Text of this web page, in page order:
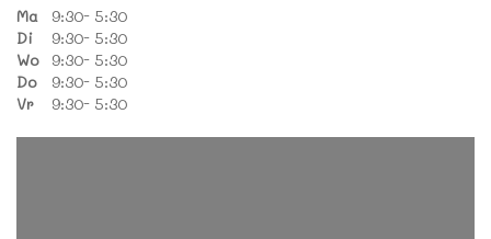
Ma
9:30- 5:30
Di
9:30- 5:30
Wo
9:30- 5:30
Do
9:30- 5:30
Vr
9:30- 5:30